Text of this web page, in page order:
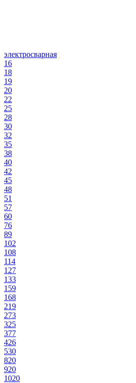
электросварная
16
18
19
20
22
25
28
30
32
35
38
40
42
45
48
51
57
60
76
89
102
108
114
127
133
159
168
219
273
325
377
426
530
820
920
1020